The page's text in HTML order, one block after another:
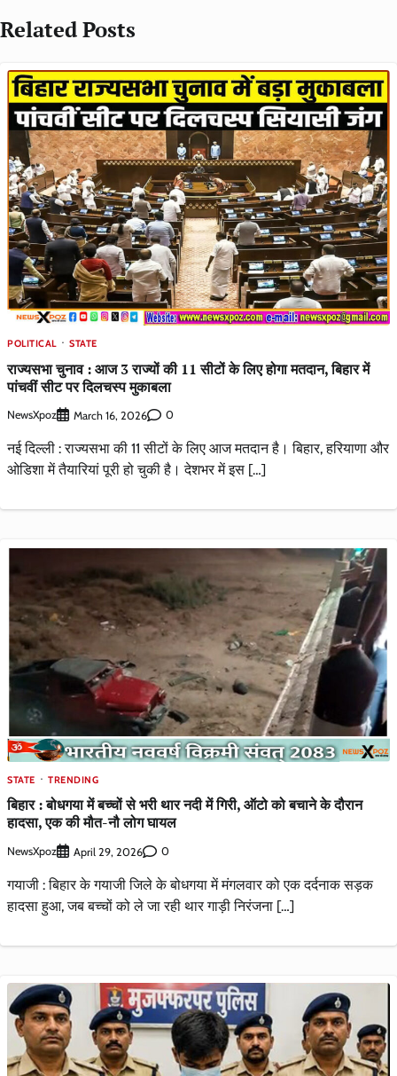
Related Posts
POLITICAL STATE
राज्यसभा चुनाव : आज 3 राज्यों की 11 सीटों के लिए होगा मतदान, बिहार में
पांचवीं सीट पर दिलचस्प मुकाबला
NewsXpoz March 16, 2026 0
नई दिल्ली : राज्यसभा की 11 सीटों के लिए आज मतदान है। बिहार, हरियाणा और
ओडिशा में तैयारियां पूरी हो चुकी है। देशभर में इस […]
STATE TRENDING
बिहार : बोधगया में बच्चों से भरी थार नदी में गिरी, ऑटो को बचाने के दौरान
हादसा, एक की मौत-नौ लोग घायल
NewsXpoz April 29, 2026 0
गयाजी : बिहार के गयाजी जिले के बोधगया में मंगलवार को एक दर्दनाक सड़क
हादसा हुआ, जब बच्चों को ले जा रही थार गाड़ी निरंजना […]